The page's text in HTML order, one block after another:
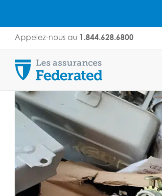
content
Appelez-nous au 1.844.628.6800